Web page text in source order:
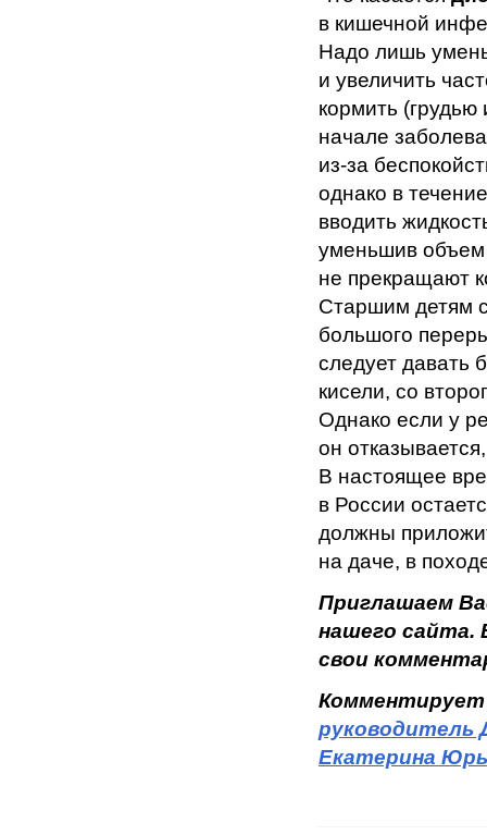
в кишечной
Надо лишь
и увеличить
кормить
начале
из-за
однако в
вводить
уменьшив объем
не прекращают
Старшим детям
большого
следует давать
кисели, со
Однако если у
он
В настоящее
в России
должны
на даче, в
Приглашаем
нашего сайта.
свои
руководитель
Екатерина